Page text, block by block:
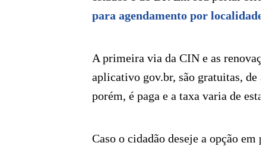
para agendamento por
A primeira via da CIN e as
aplicativo gov.br, são gratuitas, de
porém, é paga e a taxa varia de
Caso o cidadão deseje a opção em